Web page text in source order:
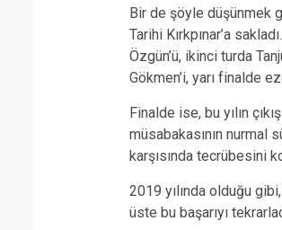
Bir de şöyle düşünmek
Tarihi Kırkpınar’a
Özgün’ü, ikinci turda
Gökmen’i, yarı finalde
Finalde ise, bu yılın
müsabakasının nurmal
karşısında tecrübesini
2019 yılında olduğu
üste bu başarıyı